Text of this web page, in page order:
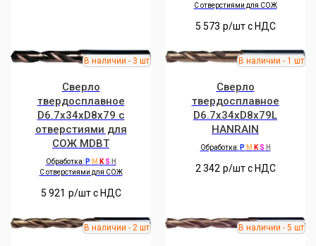
C отверстиями для СОЖ
5 573 р/шт c НДС
Сверло
твердосплавное
D6.7x34xD8x79 с
отверстиями для
СОЖ MDBT
Обработка: P M K S H
C отверстиями для СОЖ
5 921 р/шт c НДС
Сверло
твердосплавное
D6.7x34xD8x79L
HANRAIN
Обработка: P M K S H
2 342 р/шт c НДС